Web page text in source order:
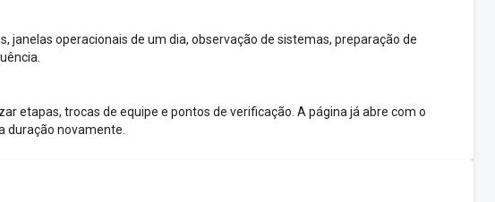
operacionais de um dia, observação de sistemas, preparação de
etapas, trocas de equipe e pontos de verificação. A página já abre com o
duração novamente.